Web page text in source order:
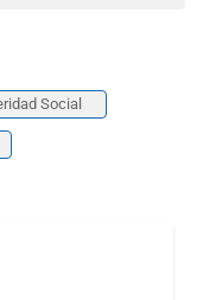
Social